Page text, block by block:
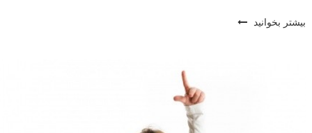
بیشتر بخوانید